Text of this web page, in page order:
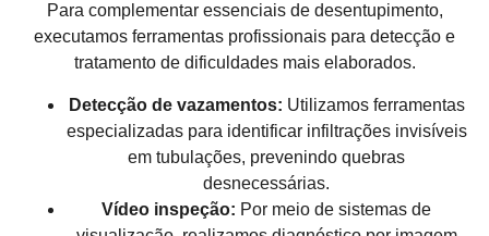
Para complementar essenciais de desentupimento,
executamos ferramentas profissionais para detecção e
tratamento de dificuldades mais elaborados.
Detecção de vazamentos: Utilizamos ferramentas
especializadas para identificar infiltrações invisíveis
em tubulações, prevenindo quebras
desnecessárias.
Vídeo inspeção: Por meio de sistemas de